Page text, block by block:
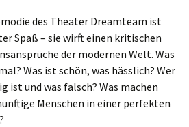
des Theater Dreamteam ist
Spaß – sie wirft einen kritischen
der modernen Welt. Was
Was ist schön, was hässlich? Wer
ist und was falsch? Was machen
Menschen in einer perfekten